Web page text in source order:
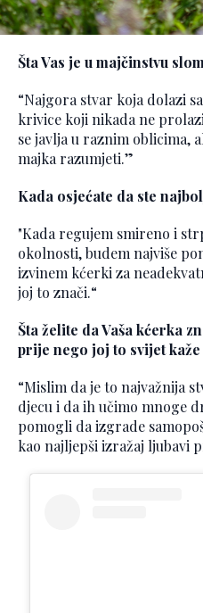
Šta Vas je u majčinstvu
“Najgora stvar koja dolazi
krivice koji nikada ne
se javlja u raznim oblicima,
majka razumjeti.”
Kada osjećate da ste
"Kada regujem smireno i
okolnosti, budem najviše
izvinem kćerki za
joj to znači.“
Šta želite da Vaša kćerka
prije nego joj to svijet
“Mislim da je to najvažnija
djecu i da ih učimo mnoge
pomogli da izgrade
kao najljepši izražaj ljubavi